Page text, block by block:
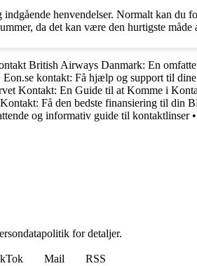
henvendelser. Normalt kan du
da det kan være den hurtigste måde
British Airways Danmark: En
Eon.se kontakt: Få hjælp og support til
Kontakt: En Guide til at Komme i
Få den bedste finansiering til din
og informativ guide til kontaktlinser•
for detaljer.
Mail RSS